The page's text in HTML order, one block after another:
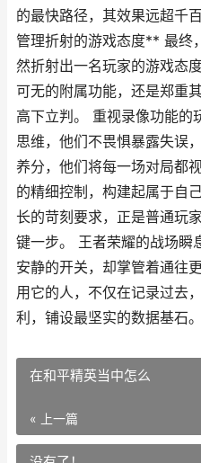
的最快路径，其效果远超千
管理折射的游戏态度** 最终
然折射出一名玩家的游戏态
可无的附属功能，还是郑重
高下立判。 重视录像功能的
思维，他们不畏惧暴露失误
养分，他们将每一场对局都
的精细控制，构建起属于自
长的苛刻要求，正是普通玩
键一步。 王者荣耀的战场瞬
安静的开关，却掌管着通往
用它的人，不仅在记录过去
利，铺设最坚实的数据基石。
在和平精英当中怎么
« 上一篇